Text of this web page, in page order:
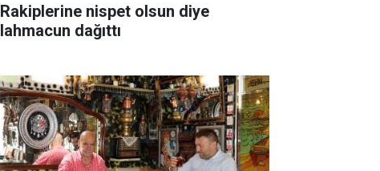
Rakiplerine nispet olsun diye
lahmacun dağıttı